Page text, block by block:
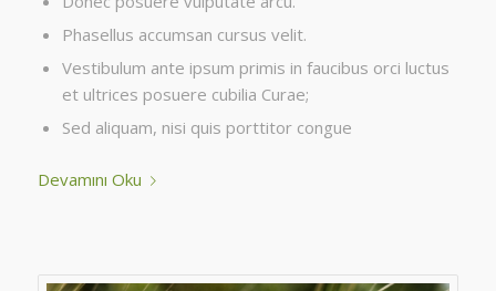
Phasellus accumsan cursus velit.
Vestibulum ante ipsum primis in faucibus orci luctus
et ultrices posuere cubilia Curae;
Sed aliquam, nisi quis porttitor congue
Devamını Oku